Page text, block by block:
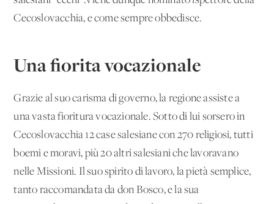
Cecoslovacchia, e come sempre obbedisce.
Una fiorita vocazionale
Grazie al suo carisma di governo, la regione assiste a
una vasta fioritura vocazionale. Sotto di lui sorsero in
Cecoslovacchia 12 case salesiane con 270 religiosi, tutti
boemi e moravi, più 20 altri salesiani che lavoravano
nelle Missioni. Il suo spirito di lavoro, la pietà semplice,
tanto raccomandata da don Bosco, e la sua